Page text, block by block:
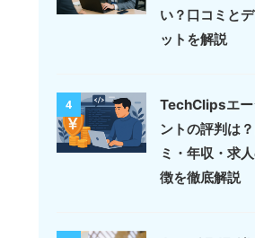
い？口コミと
ットを解説
4
TechClipsエー
ントの評判は
ミ・年収・求
徴を徹底解説